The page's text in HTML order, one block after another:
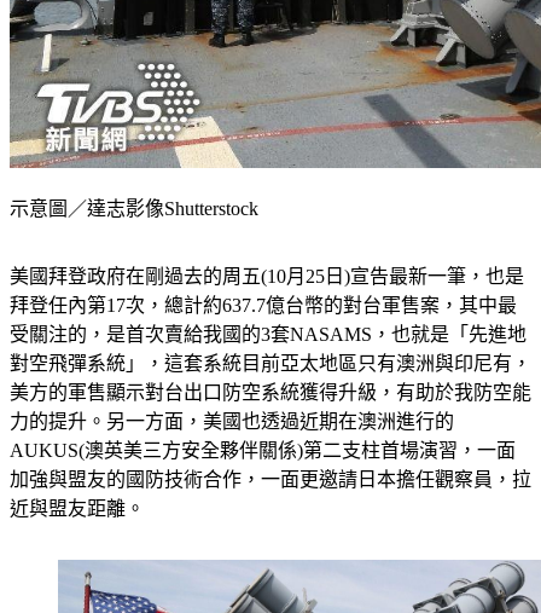
示意圖／達志影像Shutterstock
美國拜登政府在剛過去的周五(10月25日)宣告最新一筆，也是
拜登任內第17次，總計約637.7億台幣的對台軍售案，其中最
受關注的，是首次賣給我國的3套NASAMS，也就是「先進地
對空飛彈系統」，這套系統目前亞太地區只有澳洲與印尼有，
美方的軍售顯示對台出口防空系統獲得升級，有助於我防空能
力的提升。另一方面，美國也透過近期在澳洲進行的
AUKUS(澳英美三方安全夥伴關係)第二支柱首場演習，一面
加強與盟友的國防技術合作，一面更邀請日本擔任觀察員，拉
近與盟友距離。